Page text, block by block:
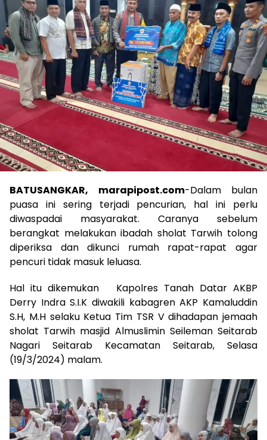
BATUSANGKAR, marapipost.com-Dalam bulan
puasa ini sering terjadi pencurian, hal ini perlu
diwaspadai masyarakat. Caranya sebelum
berangkat melakukan ibadah sholat Tarwih tolong
diperiksa dan dikunci rumah rapat-rapat agar
pencuri tidak masuk leluasa.
Hal itu dikemukan Kapolres Tanah Datar AKBP
Derry Indra S.I.K diwakili kabagren AKP Kamaluddin
S.H, M.H selaku Ketua Tim TSR V dihadapan jemaah
sholat Tarwih masjid Almuslimin Seileman Seitarab
Nagari Seitarab Kecamatan Seitarab, Selasa
(19/3/2024) malam.